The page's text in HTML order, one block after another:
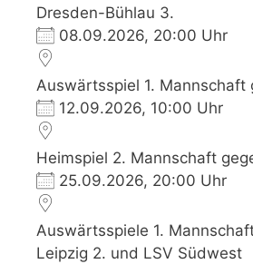
Dresden-Bühlau 3.
08.09.2026, 20:00 Uhr
Auswärtsspiel 1. Mannschaft
12.09.2026, 10:00 Uhr
Heimspiel 2. Mannschaft
25.09.2026, 20:00 Uhr
Auswärtsspiele 1.
Leipzig 2. und LSV Südwest